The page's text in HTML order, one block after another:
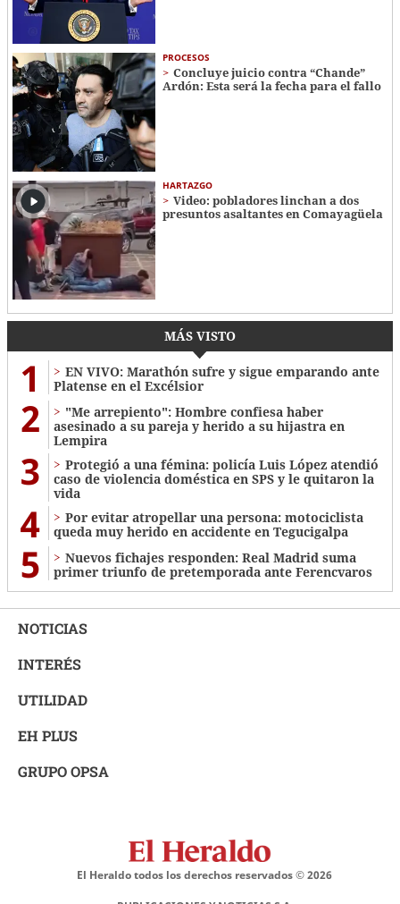
PROCESOS
Concluye juicio contra “Chande”
Ardón: Esta será la fecha para el fallo
HARTAZGO
Video: pobladores linchan a dos
presuntos asaltantes en Comayagüela
MÁS VISTO
1
EN VIVO: Marathón sufre y sigue emparando ante
Platense en el Excélsior
2
"Me arrepiento": Hombre confiesa haber
asesinado a su pareja y herido a su hijastra en
Lempira
3
Protegió a una fémina: policía Luis López atendió
caso de violencia doméstica en SPS y le quitaron la
vida
4
Por evitar atropellar una persona: motociclista
queda muy herido en accidente en Tegucigalpa
5
Nuevos fichajes responden: Real Madrid suma
primer triunfo de pretemporada ante Ferencvaros
NOTICIAS
INTERÉS
UTILIDAD
EH PLUS
GRUPO OPSA
El Heraldo todos los derechos reservados ©2026